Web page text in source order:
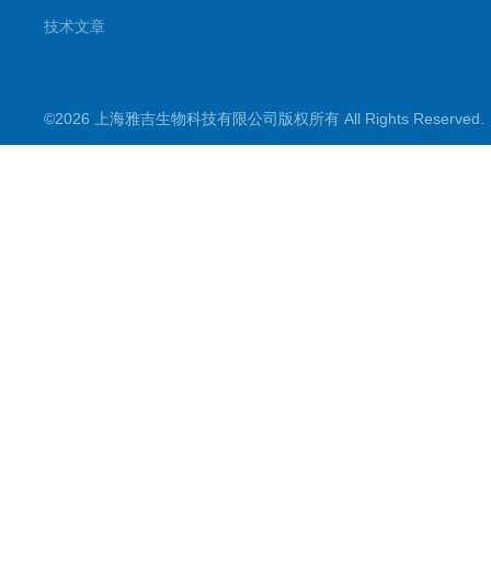
技术文章
©2026 上海雅吉生物科技有限公司版权所有 All Rights